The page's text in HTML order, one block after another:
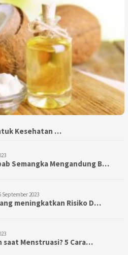
Kesehatan …
Semangka Mengandung B…
September 2023
meningkatkan Risiko D…
saat Menstruasi? 5 Cara…